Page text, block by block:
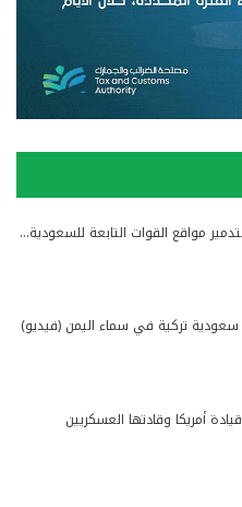
مواقع القوات التابعة للسعودية…
تركية في سماء اليمن (فيديو)
أمريكا وقادتها العسكريين